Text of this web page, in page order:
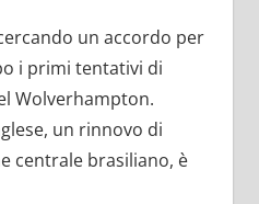
un accordo per
i primi tentativi di
Wolverhampton.
un rinnovo di
centrale brasiliano, è